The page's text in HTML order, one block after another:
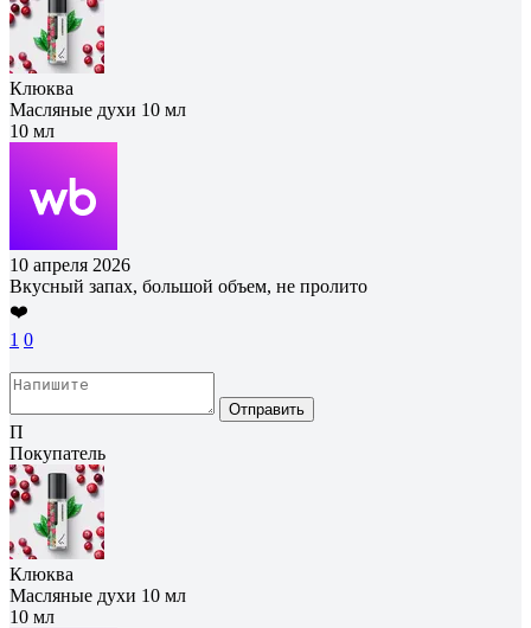
Клюква
Масляные духи 10 мл
10 мл
10 апреля 2026
Вкусный запах, большой объем, не пролито
❤️
1 0
Отправить
П
Покупатель
Клюква
Масляные духи 10 мл
10 мл